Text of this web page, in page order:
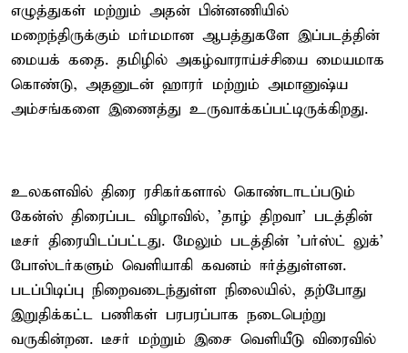
எழுத்துகள் மற்றும் அதன் பின்னணியில்
மறைந்திருக்கும் மர்மமான ஆபத்துகளே இப்படத்தின்
மையக் கதை. தமிழில் அகழ்வாராய்ச்சியை மையமாக
கொண்டு, அதனுடன் ஹாரர் மற்றும் அமானுஷ்ய
அம்சங்களை இணைத்து உருவாக்கப்பட்டிருக்கிறது.
உலகளவில் திரை ரசிகர்களால் கொண்டாடப்படும்
கேன்ஸ் திரைப்பட விழாவில், 'தாழ் திறவா' படத்தின்
டீசர் திரையிடப்பட்டது. மேலும் படத்தின் 'பர்ஸ்ட் லுக்'
போஸ்டர்களும் வெளியாகி கவனம் ஈர்த்துள்ளன.
படப்பிடிப்பு நிறைவடைந்துள்ள நிலையில், தற்போது
இறுதிக்கட்ட பணிகள் பரபரப்பாக நடைபெற்று
வருகின்றன. டீசர் மற்றும் இசை வெளியீடு விரைவில்